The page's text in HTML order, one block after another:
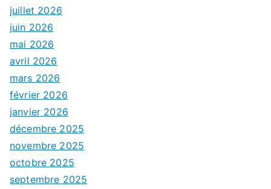
juillet 2026
juin 2026
mai 2026
avril 2026
mars 2026
février 2026
janvier 2026
décembre 2025
novembre 2025
octobre 2025
septembre 2025